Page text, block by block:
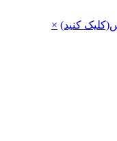
کنید) ×